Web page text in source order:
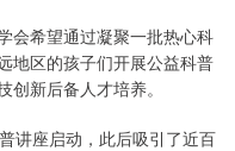
会希望通过凝聚一批热心科
地区的孩子们开展公益科普
新后备人才培养。
讲座启动，此后吸引了近百